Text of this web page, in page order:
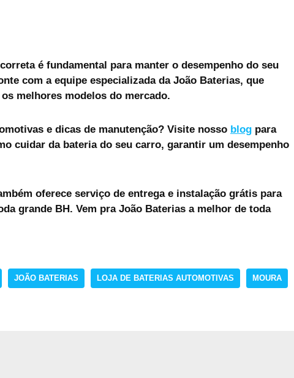
correta é fundamental para manter o desempenho do seu
com a equipe especializada da João Baterias, que
melhores modelos do mercado.
e dicas de manutenção? Visite nosso blog para
cuidar da bateria do seu carro, garantir um desempenho
oferece serviço de entrega e instalação grátis para
grande BH. Vem pra João Baterias a melhor de toda
JOÃO BATERIAS LOJA DE BATERIAS AUTOMOTIVAS MOURA